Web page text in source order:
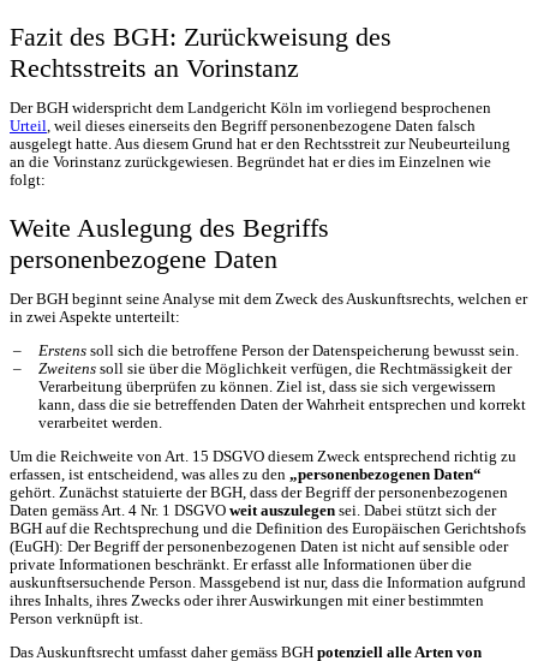
Fazit des BGH: Zurückweisung des
Rechtsstreits an Vorinstanz
Der BGH widerspricht dem Landgericht Köln im vorliegend besprochenen
Urteil, weil dieses einerseits den Begriff personenbezogene Daten falsch
ausgelegt hatte. Aus diesem Grund hat er den Rechtsstreit zur Neubeurteilung
an die Vorinstanz zurückgewiesen. Begründet hat er dies im Einzelnen wie
folgt:
Weite Auslegung des Begriffs
personenbezogene Daten
Der BGH beginnt seine Analyse mit dem Zweck des Auskunftsrechts, welchen er
in zwei Aspekte unterteilt:
Erstens soll sich die betroffene Person der Datenspeicherung bewusst sein.
Zweitens soll sie über die Möglichkeit verfügen, die Rechtmässigkeit der
Verarbeitung überprüfen zu können. Ziel ist, dass sie sich vergewissern
kann, dass die sie betreffenden Daten der Wahrheit entsprechen und korrekt
verarbeitet werden.
Um die Reichweite von Art. 15 DSGVO diesem Zweck entsprechend richtig zu
erfassen, ist entscheidend, was alles zu den „personenbezogenen Daten“
gehört. Zunächst statuierte der BGH, dass der Begriff der personenbezogenen
Daten gemäss Art. 4 Nr. 1 DSGVO weit auszulegen sei. Dabei stützt sich der
BGH auf die Rechtsprechung und die Definition des Europäischen Gerichtshofs
(EuGH): Der Begriff der personenbezogenen Daten ist nicht auf sensible oder
private Informationen beschränkt. Er erfasst alle Informationen über die
auskunftsersuchende Person. Massgebend ist nur, dass die Information aufgrund
ihres Inhalts, ihres Zwecks oder ihrer Auswirkungen mit einer bestimmten
Person verknüpft ist.
Das Auskunftsrecht umfasst daher gemäss BGH potenziell alle Arten von